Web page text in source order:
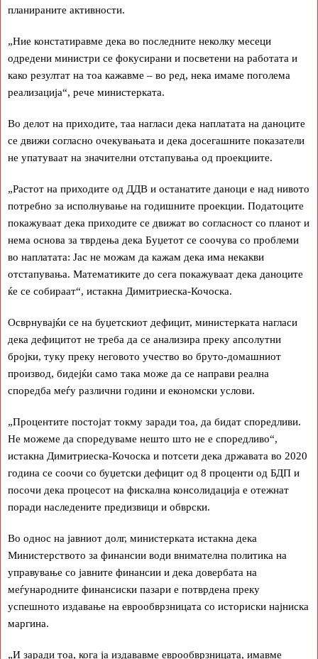
планираните активности.
„Ние констатиравме дека во последните неколку месеци
одредени министри се фокусирани и посветени на работата и
како резултат на тоа кажавме – во ред, нека имаме поголема
реализација“, рече министерката.
Во делот на приходите, таа нагласи дека наплатата на даноците
се движи согласно очекувањата и дека досегашните показатели
не упатуваат на значителни отстапувања од проекциите.
„Растот на приходите од ДДВ и останатите даноци е над нивото
потребно за исполнување на годишните проекции. Податоците
покажуваат дека приходите се движат во согласност со планот и
нема основа за тврдења дека Буџетот се соочува со проблеми
во наплатата: Јас не можам да кажам дека има некакви
отстапувања. Математиките до сега покажуваат дека даноците
ќе се собираат“, истакна Димитриеска-Кочоска.
Осврнувајќи се на буџетскиот дефицит, министерката нагласи
дека дефицитот не треба да се анализира преку апсолутни
бројки, туку преку неговото учество во бруто-домашниот
производ, бидејќи само така може да се направи реална
споредба меѓу различни години и економски услови.
„Процентите постојат токму заради тоа, да бидат споредливи.
Не можеме да споредуваме нешто што не е споредливо“,
истакна Димитриеска-Кочоска и потсети дека државата во 2020
година се соочи со буџетски дефицит од 8 проценти од БДП и
посочи дека процесот на фискална консолидација е отежнат
поради наследените предизвици и обврски.
Во однос на јавниот долг, министерката истакна дека
Министерството за финансии води внимателна политика на
управување со јавните финансии и дека довербата на
меѓународните финансиски пазари е потврдена преку
успешното издавање на еврообврзницата со историски најниска
маргина.
„И заради тоа, кога ја издававме еврообврзницата, имавме